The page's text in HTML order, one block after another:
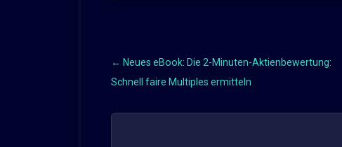
Beitragsnavigation
← Neues eBook: Die 2-Minuten-Aktienbewertung:
Schnell faire Multiples ermitteln